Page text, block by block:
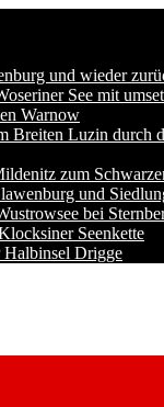
und wieder
See mit
Warnow
Breiten Luzin
zum
und
bei
Seenkette
Halbinsel Drigge